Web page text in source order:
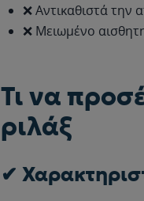
❌ Αντικαθιστά την
❌ Μειωμένο
Τι να
ριλάξ
✔